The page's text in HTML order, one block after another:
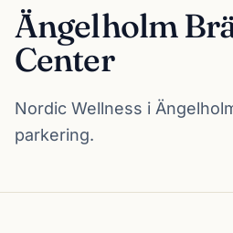
Ängelholm
Center
Nordic Wellness i
parkering.